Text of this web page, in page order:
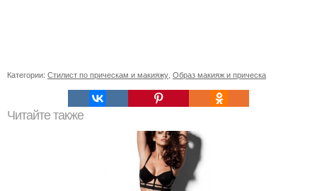
Категории: Стилист по прическам и макияжу Образ макияж и прическа
Читайте также